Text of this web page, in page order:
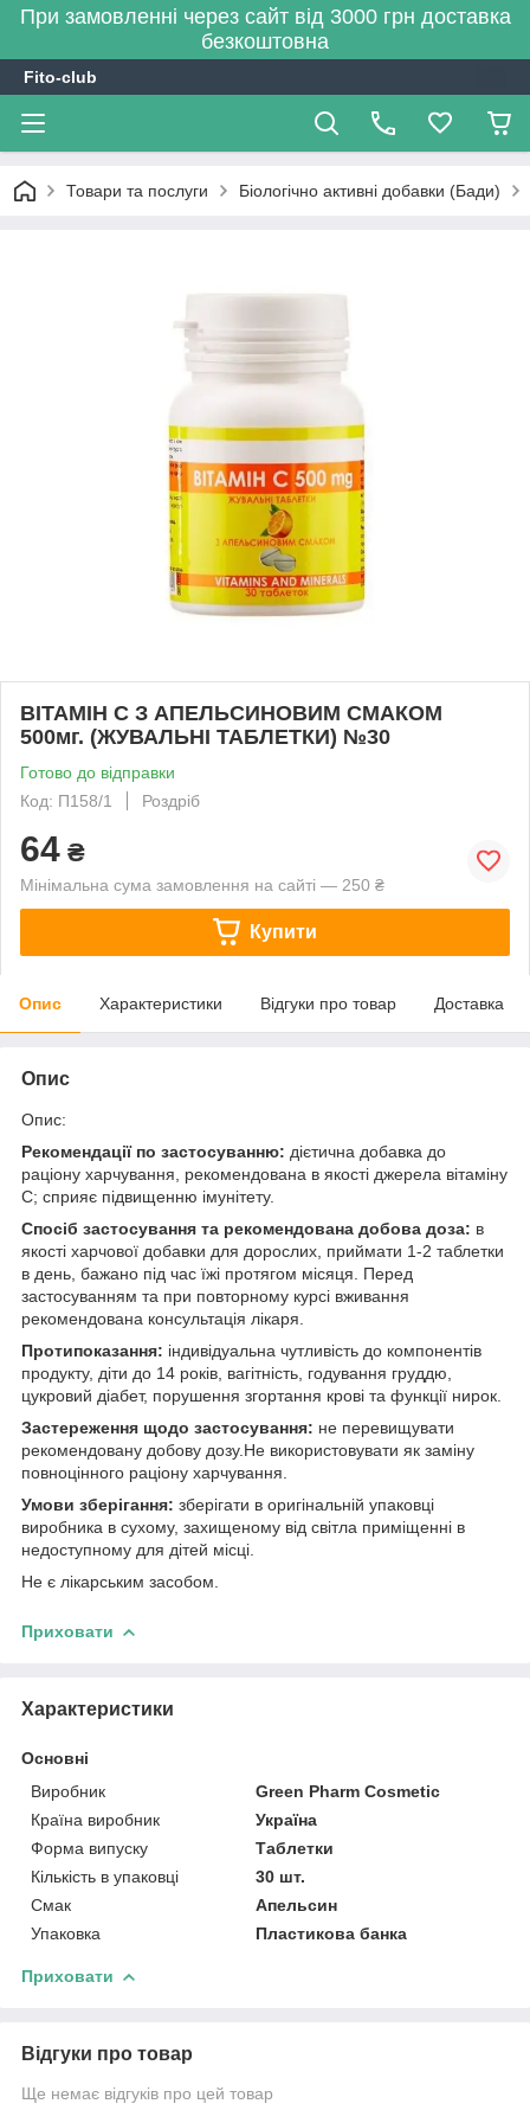
При замовленні через сайт від 3000 грн доставка
безкоштовна
Fito-club
Товари та послуги Біологічно активні добавки (Бади)
ВІТАМІН С З АПЕЛЬСИНОВИМ СМАКОМ
500мг. (ЖУВАЛЬНІ ТАБЛЕТКИ) №30
Готово до відправки
Код: П158/1
Роздріб
64 ₴
Мінімальна сума замовлення на сайті — 250 ₴
Купити
Опис Характеристики Відгуки про товар Доставка
Опис
Опис:
Рекомендації по застосуванню: дієтична добавка до
раціону харчування, рекомендована в якості джерела вітаміну
С; сприяє підвищенню імунітету.
Спосіб застосування та рекомендована добова доза: в
якості харчової добавки для дорослих, приймати 1-2 таблетки
в день, бажано під час їжі протягом місяця. Перед
застосуванням та при повторному курсі вживання
рекомендована консультація лікаря.
Протипоказання: індивідуальна чутливість до компонентів
продукту, діти до 14 років, вагітність, годування груддю,
цукровий діабет, порушення згортання крові та функції нирок.
Застереження щодо застосування: не перевищувати
рекомендовану добову дозу.Не використовувати як заміну
повноцінного раціону харчування.
Умови зберігання: зберігати в оригінальній упаковці
виробника в сухому, захищеному від світла приміщенні в
недоступному для дітей місці.
Не є лікарським засобом.
Приховати
Характеристики
Основні
Виробник
Green Pharm Cosmetic
Країна виробник
Україна
Форма випуску
Таблетки
Кількість в упаковці
30 шт.
Смак
Апельсин
Упаковка
Пластикова банка
Приховати
Відгуки про товар
Ще немає відгуків про цей товар